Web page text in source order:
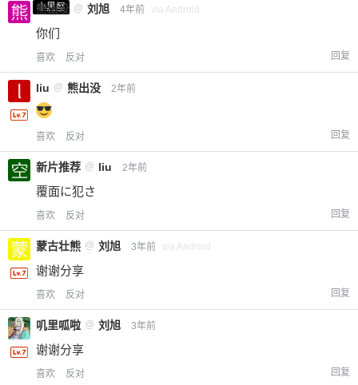
小黑屋
熊出没 @ 刘旭 4年前 via Android
你们
喜欢 反对 回复
liu @ 熊出没 2年前
喜欢 反对 回复
新片推荐 @ liu 2年前
覆面に犯さ
喜欢 反对 回复
蒙古壮熊 @ 刘旭 3年前 via Android
谢谢分享
喜欢 反对 回复
叽里呱啦 @ 刘旭 3年前
谢谢分享
喜欢 反对 回复